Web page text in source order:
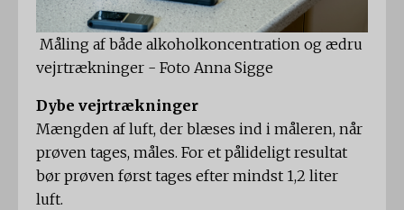
​ Måling af både alkoholkoncentration og ædru
vejrtrækninger - Foto Anna Sigge
Dybe vejrtrækninger
Mængden af ​​luft, der blæses ind i måleren, når
prøven tages, måles. For et pålideligt resultat
bør prøven først tages efter mindst 1,2 liter
luft.